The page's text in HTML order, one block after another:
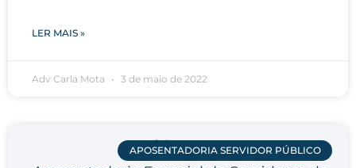
LER MAIS »
Adv Carla Mota 3 de maio de 2022
APOSENTADORIA SERVIDOR PÚBLICO